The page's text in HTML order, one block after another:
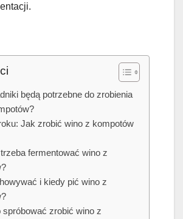
będą potrzebne do zrobienia
Jak zrobić wino z kompotów
trzeba fermentować wino z
i kiedy pić wino z
spróbować zrobić wino z